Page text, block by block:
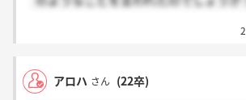
アロハ さん (22卒)